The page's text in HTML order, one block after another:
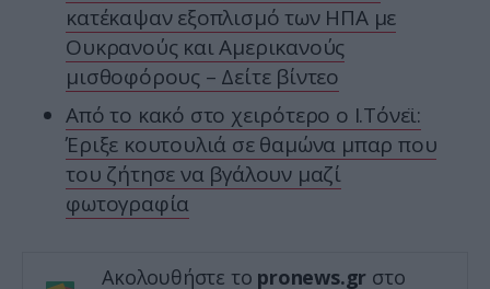
κατέκαψαν εξοπλισμό των ΗΠΑ με
Ουκρανούς και Αμερικανούς
μισθοφόρους – Δείτε βίντεο
Από το κακό στο χειρότερο ο Ι.Τόνεϊ:
Έριξε κουτουλιά σε θαμώνα μπαρ που
του ζήτησε να βγάλουν μαζί
φωτογραφία
Ακολουθήστε το pronews.gr στο